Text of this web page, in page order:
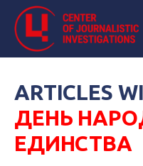
ARTICLES
ДЕНЬ
ЕДИНСТВА